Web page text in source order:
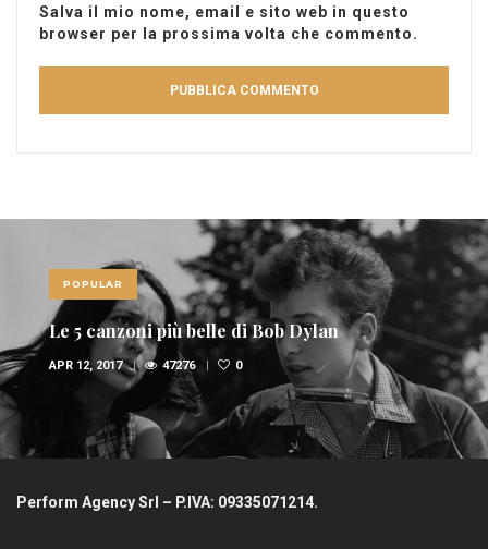
Salva il mio nome, email e sito web in questo
browser per la prossima volta che commento.
POPULAR
Le 5 canzoni più belle di Bob Dylan
APR 12, 2017 47276 0
Perform Agency Srl – P.IVA: 09335071214.